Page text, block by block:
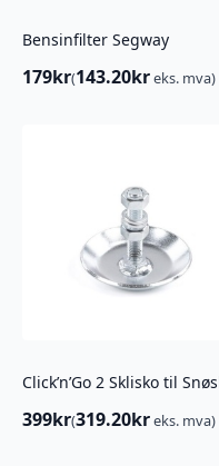
Bensinfilter Segway
179kr(143.20kreks. mva)
399kr(319.20kreks. mva)